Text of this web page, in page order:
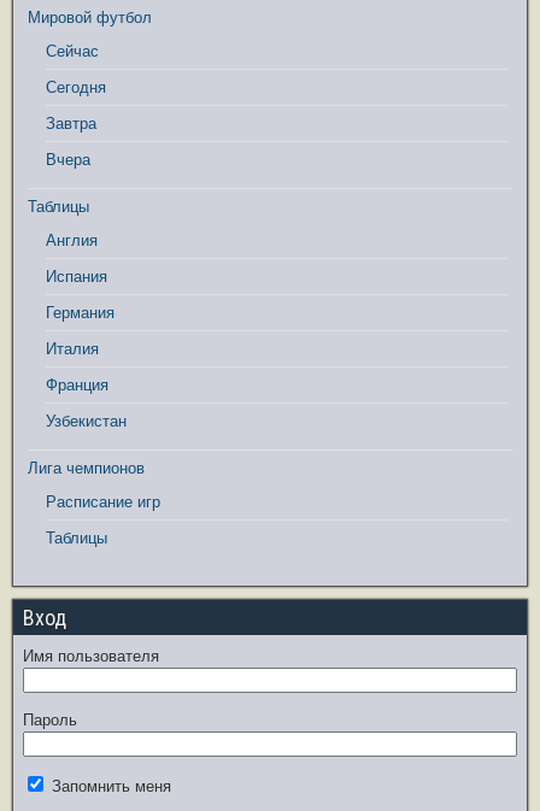
Мировой футбол
Сейчас
Сегодня
Завтра
Вчера
Таблицы
Англия
Испания
Германия
Италия
Франция
Узбекистан
Лига чемпионов
Расписание игр
Таблицы
Вход
Имя пользователя
Пароль
Запомнить меня